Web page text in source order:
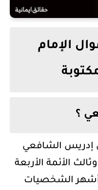
الإمام
؟
إدريس الشافعي
الأئمة الأربعة
أشهر الشخصيات